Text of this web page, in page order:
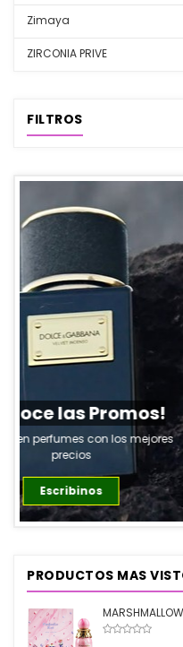
Zimaya
ZIRCONIA PRIVE
FILTROS
Ver Productos
PRODUCTOS MAS